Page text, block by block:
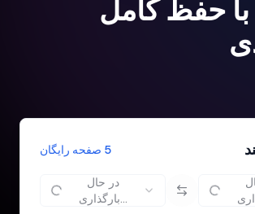
با حفظ کامل
5 صفحه رایگان
در حال
بارگذاری...